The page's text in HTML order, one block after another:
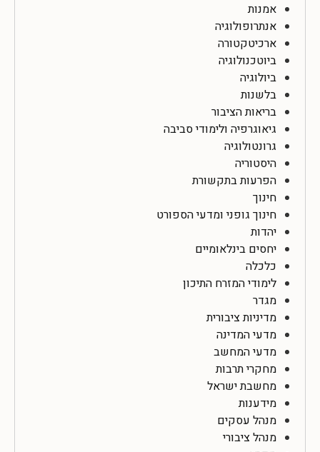
אמנות
אנתרופולוגיה
ארכיטקטורה
ביוטכנולוגיה
ביולוגיה
בלשנות
בריאות הציבור
גיאוגרפיה ולימודי סביבה
גרונטולוגיה
היסטוריה
הפרעות בתקשורת
חינוך
חינוך גופני ומדעי הספורט
יהדות
יחסים בינלאומיים
כלכלה
לימודי המזרח התיכון
מגדר
מדיניות ציבורית
מדעי המדינה
מדעי המחשב
מחקרי תרבות
מחשבת ישראל
מידענות
מנהל עסקים
מנהל ציבורי